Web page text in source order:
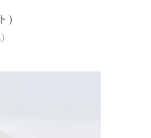
）